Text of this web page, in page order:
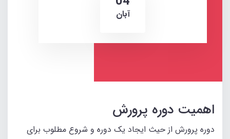
آبان
اهمیت دوره پرورش
دوره پرورش از حیث ایجاد یک دوره و شروع مطلوب برای